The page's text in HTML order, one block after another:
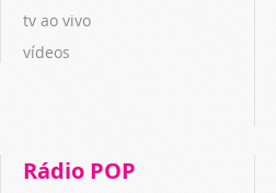
tv ao vivo
vídeos
Rádio POP